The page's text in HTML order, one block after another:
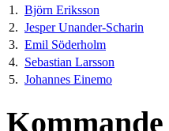
1. Björn Eriksson
2. Jesper Unander-Scharin
3. Emil Söderholm
4. Sebastian Larsson
5. Johannes Einemo
Kommande